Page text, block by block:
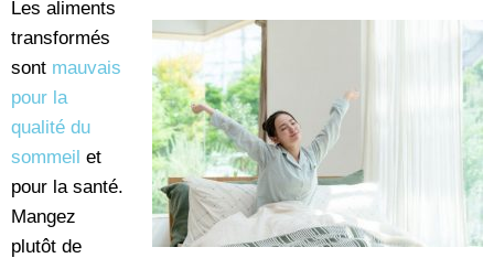
Les aliments
transformés
sont mauvais
pour la
qualité du
sommeil et
pour la santé.
Mangez
plutôt de